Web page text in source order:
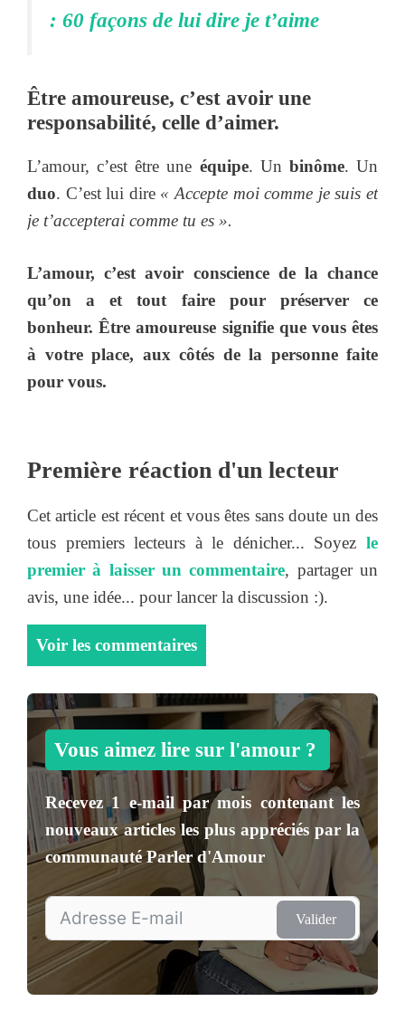
: 60 façons de lui dire je t’aime
Être amoureuse, c’est avoir une
responsabilité, celle d’aimer.
L’amour, c’est être une équipe. Un binôme. Un
duo. C’est lui dire « Accepte moi comme je suis et
je t’accepterai comme tu es ».
L’amour, c’est avoir conscience de la chance
qu’on a et tout faire pour préserver ce
bonheur. Être amoureuse signifie que vous êtes
à votre place, aux côtés de la personne faite
pour vous.
Première réaction d'un lecteur
Cet article est récent et vous êtes sans doute un des
tous premiers lecteurs à le dénicher... Soyez le
premier à laisser un commentaire, partager un
avis, une idée... pour lancer la discussion :).
Voir les commentaires
Vous aimez lire sur l'amour ?
Recevez1 e-mail par mois contenant les
nouveaux articles les plus appréciés par la
communautéParler d'Amour
Valider